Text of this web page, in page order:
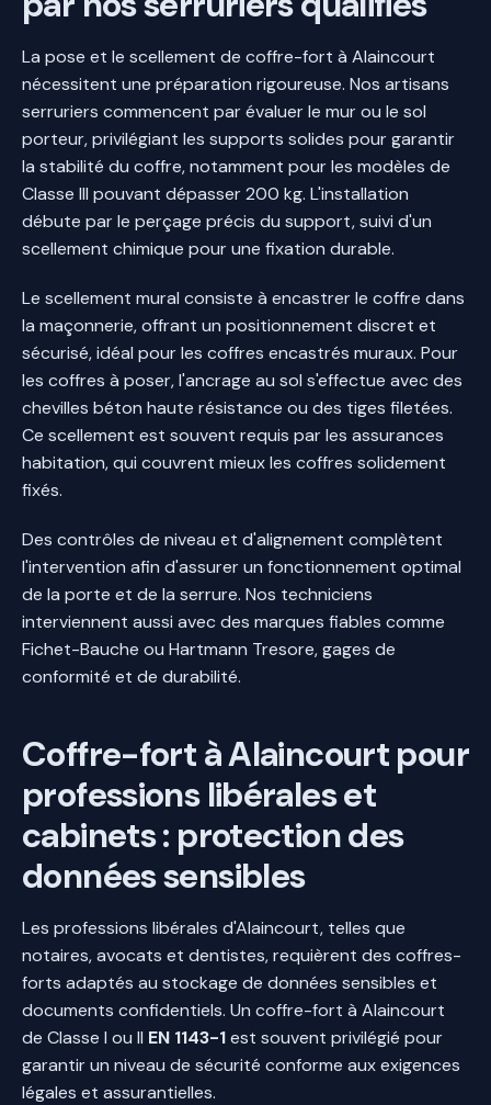
La pose et le scellement de coffre-fort à Alaincourt
nécessitent une préparation rigoureuse. Nos artisans
serruriers commencent par évaluer le mur ou le sol
porteur, privilégiant les supports solides pour garantir
la stabilité du coffre, notamment pour les modèles de
Classe III pouvant dépasser 200 kg. L'installation
débute par le perçage précis du support, suivi d'un
scellement chimique pour une fixation durable.
Le scellement mural consiste à encastrer le coffre dans
la maçonnerie, offrant un positionnement discret et
sécurisé, idéal pour les coffres encastrés muraux. Pour
les coffres à poser, l'ancrage au sol s'effectue avec des
chevilles béton haute résistance ou des tiges filetées.
Ce scellement est souvent requis par les assurances
habitation, qui couvrent mieux les coffres solidement
fixés.
Des contrôles de niveau et d'alignement complètent
l'intervention afin d'assurer un fonctionnement optimal
de la porte et de la serrure. Nos techniciens
interviennent aussi avec des marques fiables comme
Fichet-Bauche ou Hartmann Tresore, gages de
conformité et de durabilité.
Coffre-fort à Alaincourt pour
professions libérales et
cabinets : protection des
données sensibles
Les professions libérales d'Alaincourt, telles que
notaires, avocats et dentistes, requièrent des coffres-
forts adaptés au stockage de données sensibles et
documents confidentiels. Un coffre-fort à Alaincourt
de Classe I ou II EN 1143-1est souvent privilégié pour
garantir un niveau de sécurité conforme aux exigences
légales et assurantielles.